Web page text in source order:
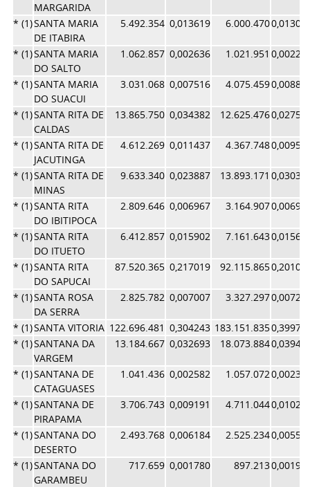
MARGARIDA
* (1)SANTA MARIA
DE ITABIRA
5.492.354 0,013619 6.000.470
* (1)SANTA MARIA
DO SALTO
1.062.857 0,002636 1.021.951
* (1)SANTA MARIA
DO SUACUI
3.031.068 0,007516 4.075.459
* (1)SANTA RITA DE
CALDAS
13.865.750 0,034382 12.625.476
* (1)SANTA RITA DE
JACUTINGA
4.612.269 0,011437 4.367.748
* (1)SANTA RITA DE
MINAS
9.633.340 0,023887 13.893.171
* (1)SANTA RITA
DO IBITIPOCA
2.809.646 0,006967 3.164.907
* (1)SANTA RITA
DO ITUETO
6.412.857 0,015902 7.161.643
* (1)SANTA RITA
DO SAPUCAI
87.520.365 0,217019 92.115.865
* (1)SANTA ROSA
DA SERRA
2.825.782 0,007007 3.327.297
* (1)SANTA VITORIA 122.696.481 0,304243 183.151.835
* (1)SANTANA DA
VARGEM
13.184.667 0,032693 18.073.884
* (1)SANTANA DE
CATAGUASES
1.041.436 0,002582 1.057.072
* (1)SANTANA DE
PIRAPAMA
3.706.743 0,009191 4.711.044
* (1)SANTANA DO
DESERTO
2.493.768 0,006184 2.525.234
* (1)SANTANA DO
GARAMBEU
717.659 0,001780 897.213